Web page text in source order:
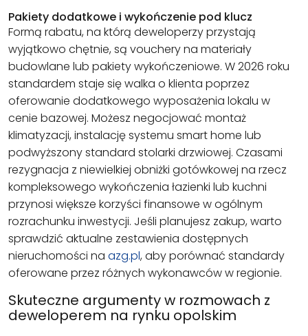
Pakiety dodatkowe i wykończenie pod klucz
Formą rabatu, na którą deweloperzy przystają
wyjątkowo chętnie, są vouchery na materiały
budowlane lub pakiety wykończeniowe. W 2026 roku
standardem staje się walka o klienta poprzez
oferowanie dodatkowego wyposażenia lokalu w
cenie bazowej. Możesz negocjować montaż
klimatyzacji, instalację systemu smart home lub
podwyższony standard stolarki drzwiowej. Czasami
rezygnacja z niewielkiej obniżki gotówkowej na rzecz
kompleksowego wykończenia łazienki lub kuchni
przynosi większe korzyści finansowe w ogólnym
rozrachunku inwestycji. Jeśli planujesz zakup, warto
sprawdzić aktualne zestawienia dostępnych
nieruchomości na azg.pl, aby porównać standardy
oferowane przez różnych wykonawców w regionie.
Skuteczne argumenty w rozmowach z
deweloperem na rynku opolskim